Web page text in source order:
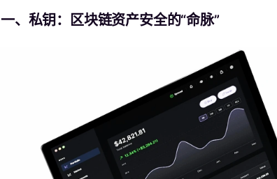
一、私钥：区块链资产安全的“命脉”